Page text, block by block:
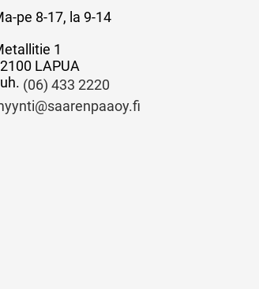
pe 8-17, la 9-14
1
LAPUA
(06) 433 2220